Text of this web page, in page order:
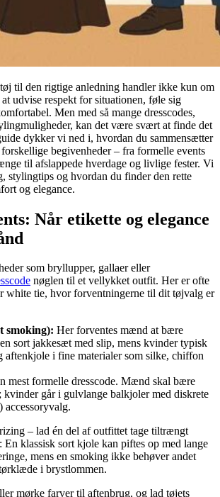
til den rigtige anledning handler ikke kun om
udvise respekt for situationen, føle sig
Men med så mange dresscodes,
kan det være svært at finde det
dykker vi ned i, hvordan du sammensætter
begivenheder – fra formelle events
til afslappede hverdage og livlige fester. Vi
stylingtips og hvordan du finder den rette
og elegance.
Når etikette og elegance
som bryllupper, gallaer eller
nøglen til et vellykket outfit. Her er ofte
white tie, hvor forventningerne til dit tøjvalg er
smoking): Her forventes mænd at bære
sort jakkesæt med slip, mens kvinder typisk
aftenkjole i fine materialer som silke, chiffon
mest formelle dresscode. Mænd skal bære
går i gulvlange balkjoler med diskrete
accessoryvalg.
– lad én del af outfittet tage tiltrængt
En klassisk sort kjole kan piftes op med lange
mens en smoking ikke behøver andet
i brystlommen.
mørke farver til aftenbrug, og lad tøjets